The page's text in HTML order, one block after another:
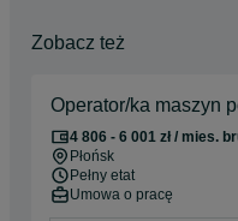
Zobacz też
Operator/ka maszyn
4 806 - 6 001 zł / mies.
Płońsk
Pełny etat
Umowa o pracę